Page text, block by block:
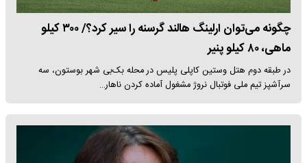
چگونه می‌توان ارلینگ هالند گرسنه را سیر کرد؟/ ۳۰۰ کیلو
ماهی، ۸۰ کیلو پنیر
در طبقه دوم هتل وستین کاپلی پلیس در محله بک‌بی شهر بوستون، سه
سرآشپز تیم ملی فوتبال نروژ مشغول آماده کردن ناهار…